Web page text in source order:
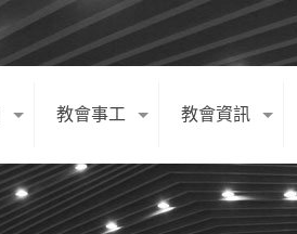
教會事工 教會資訊